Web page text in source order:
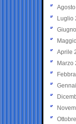
Luglio
Aprile
Marzo